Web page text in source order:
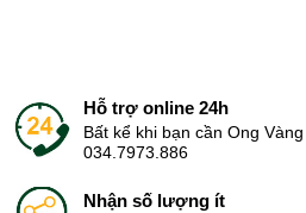
Hỗ trợ online 24h
Bất kể khi bạn cần Ong
034.7973.886
Nhận số lượng ít